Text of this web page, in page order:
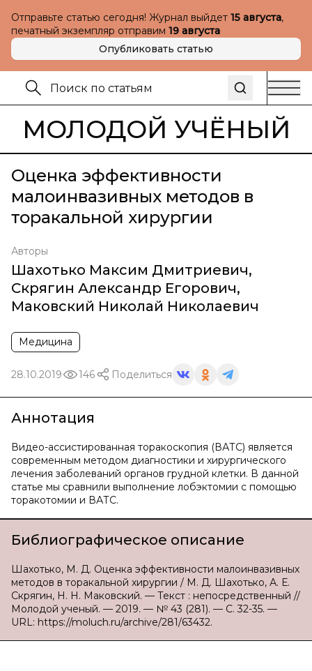
Отправьте статью сегодня! Журнал выйдет 15 августа,
печатный экземпляр отправим 19 августа
Опубликовать статью
МОЛОДОЙ УЧЁНЫЙ
Оценка эффективности
малоинвазивных методов в
торакальной хирургии
Авторы
Шахотько Максим Дмитриевич,
Скрягин Александр Егорович,
Маковский Николай Николаевич
Медицина
28.10.2019 146 Поделиться
Аннотация
Видео-ассистированная торакоскопия (ВАТС) является
современным методом диагностики и хирургического
лечения заболеваний органов грудной клетки. В данной
статье мы сравнили выполнение лобэктомии с помощью
торакотомии и ВАТС.
Библиографическое описание
Шахотько, М. Д. Оценка эффективности малоинвазивных
методов в торакальной хирургии / М. Д. Шахотько, А. Е.
Скрягин, Н. Н. Маковский. — Текст : непосредственный //
Молодой ученый. — 2019. — № 43 (281). — С. 32-35. —
URL: https://moluch.ru/archive/281/63432.